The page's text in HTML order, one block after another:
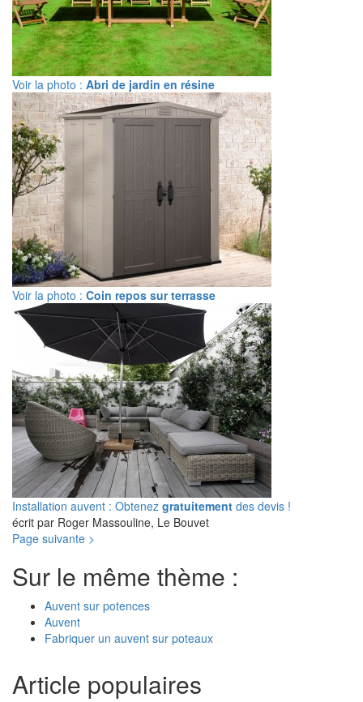
Voir la photo : Abri de jardin en résine
Voir la photo : Coin repos sur terrasse
Installation auvent : Obtenez gratuitement des devis !
écrit par Roger Massouline, Le Bouvet
Page suivante >
Sur le même thème :
Auvent sur potences
Auvent
Fabriquer un auvent sur poteaux
Article populaires